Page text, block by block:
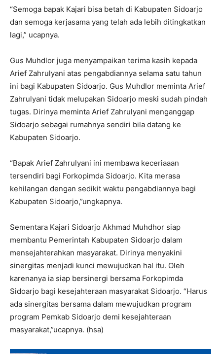
“Semoga bapak Kajari bisa betah di Kabupaten Sidoarjo
dan semoga kerjasama yang telah ada lebih ditingkatkan
lagi,” ucapnya.
Gus Muhdlor juga menyampaikan terima kasih kepada
Arief Zahrulyani atas pengabdiannya selama satu tahun
ini bagi Kabupaten Sidoarjo. Gus Muhdlor meminta Arief
Zahrulyani tidak melupakan Sidoarjo meski sudah pindah
tugas. Dirinya meminta Arief Zahrulyani menganggap
Sidoarjo sebagai rumahnya sendiri bila datang ke
Kabupaten Sidoarjo.
“Bapak Arief Zahrulyani ini membawa keceriaaan
tersendiri bagi Forkopimda Sidoarjo. Kita merasa
kehilangan dengan sedikit waktu pengabdiannya bagi
Kabupaten Sidoarjo,”ungkapnya.
Sementara Kajari Sidoarjo Akhmad Muhdhor siap
membantu Pemerintah Kabupaten Sidoarjo dalam
mensejahterahkan masyarakat. Dirinya menyakini
sinergitas menjadi kunci mewujudkan hal itu. Oleh
karenanya ia siap bersinergi bersama Forkopimda
Sidoarjo bagi kesejahteraan masyarakat Sidoarjo. “Harus
ada sinergitas bersama dalam mewujudkan program
program Pemkab Sidoarjo demi kesejahteraan
masyarakat,”ucapnya. (hsa)